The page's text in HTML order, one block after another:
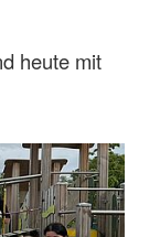
heute mit